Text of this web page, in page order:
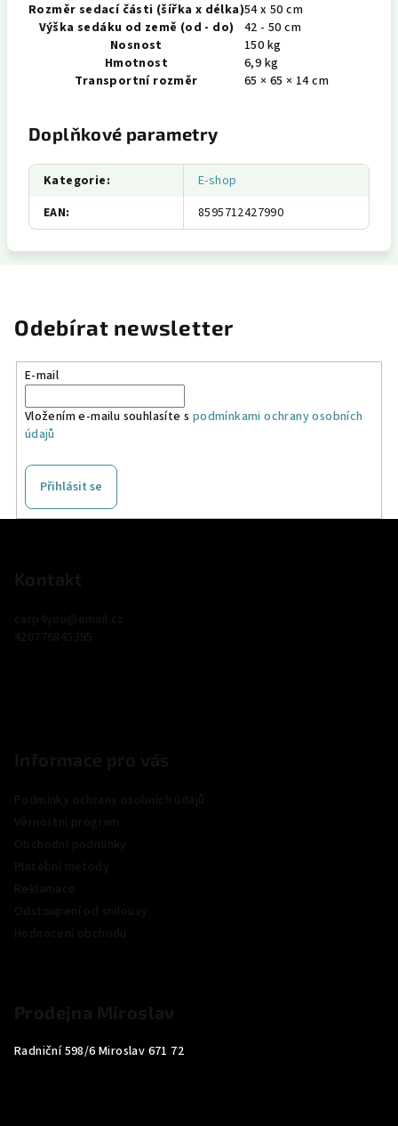
Rozměr sedací části (šířka x délka)54 x 50 cm
Výška sedáku od země (od - do)
42 - 50 cm
Nosnost
150 kg
Hmotnost
6,9 kg
Transportní rozměr
65 × 65 × 14 cm
Doplňkové parametry
Kategorie:
E-shop
EAN: 8595712427990
Odebírat newsletter
E-mail
Vložením e-mailu souhlasíte s podmínkami ochrany osobních
údajů
Přihlásit se
Radniční 598/6 Miroslav 671 72